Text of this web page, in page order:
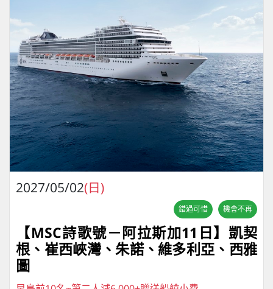
2027/05/02(日)
錯過可惜 機會不再
【MSC詩歌號－阿拉斯加11日】凱契
根、崔西峽灣、朱諾、維多利亞、西雅
圖